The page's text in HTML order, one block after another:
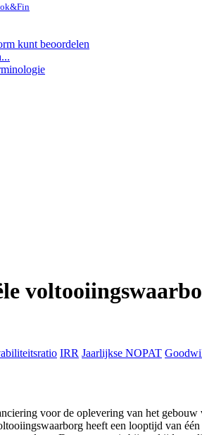
kunt beoordelen
IRR Jaarlijkse NOPAT
voor de oplevering van het
heeft een looptijd van